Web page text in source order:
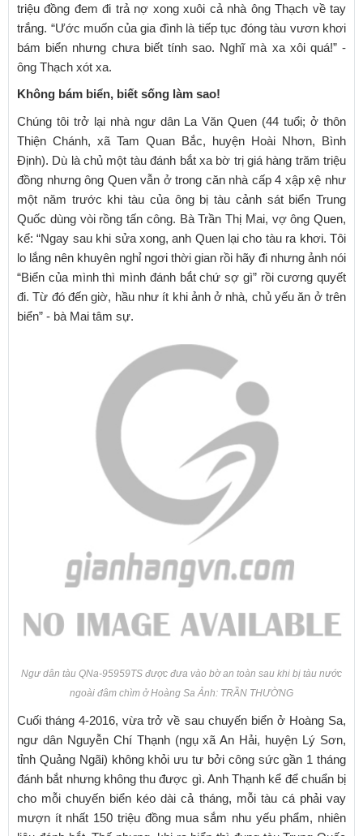
triệu đồng đem đi trả nợ xong xuôi cả nhà ông Thạch về tay
trắng. “Ước muốn của gia đình là tiếp tục đóng tàu vươn khơi
bám biển nhưng chưa biết tính sao. Nghĩ mà xa xôi quá!” -
ông Thạch xót xa.
Không bám biển, biết sống làm sao!
Chúng tôi trở lại nhà ngư dân La Văn Quen (44 tuổi; ở thôn
Thiện Chánh, xã Tam Quan Bắc, huyện Hoài Nhơn, Bình
Định). Dù là chủ một tàu đánh bắt xa bờ trị giá hàng trăm triệu
đồng nhưng ông Quen vẫn ở trong căn nhà cấp 4 xập xệ như
một năm trước khi tàu của ông bị tàu cảnh sát biển Trung
Quốc dùng vòi rồng tấn công. Bà Trần Thị Mai, vợ ông Quen,
kể: “Ngay sau khi sửa xong, anh Quen lại cho tàu ra khơi. Tôi
lo lắng nên khuyên nghỉ ngơi thời gian rồi hãy đi nhưng ảnh nói
“Biển của mình thì mình đánh bắt chứ sợ gì” rồi cương quyết
đi. Từ đó đến giờ, hầu như ít khi ảnh ở nhà, chủ yếu ăn ở trên
biển” - bà Mai tâm sự.
Ngư dân tàu QNa-95959TS được đưa vào bờ an toàn sau khi bị tàu nước
ngoài đâm chìm ở Hoàng Sa Ảnh: TRẦN THƯỜNG
Cuối tháng 4-2016, vừa trở về sau chuyến biển ở Hoàng Sa,
ngư dân Nguyễn Chí Thạnh (ngụ xã An Hải, huyện Lý Sơn,
tỉnh Quảng Ngãi) không khỏi ưu tư bởi công sức gần 1 tháng
đánh bắt nhưng không thu được gì. Anh Thạnh kể để chuẩn bị
cho mỗi chuyến biển kéo dài cả tháng, mỗi tàu cá phải vay
mượn ít nhất 150 triệu đồng mua sắm nhu yếu phẩm, nhiên